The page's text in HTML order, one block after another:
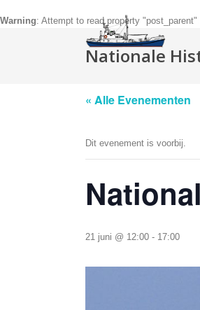
Warning: Attempt to read property "post_parent"
Nationale
« Alle Evenementen
Dit evenement is voorbij.
21 juni @ 12:00 - 17:00